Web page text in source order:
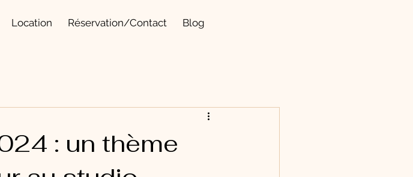
Location Réservation/Contact Blog
: un thème